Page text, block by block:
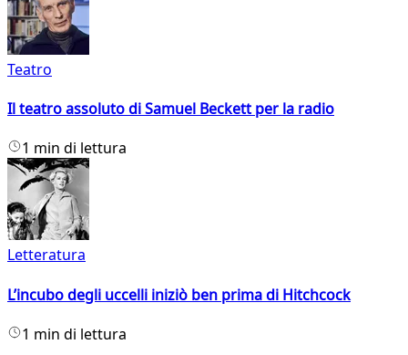
Teatro
Il teatro assoluto di Samuel Beckett per la radio
1 min di lettura
Letteratura
L’incubo degli uccelli iniziò ben prima di Hitchcock
1 min di lettura